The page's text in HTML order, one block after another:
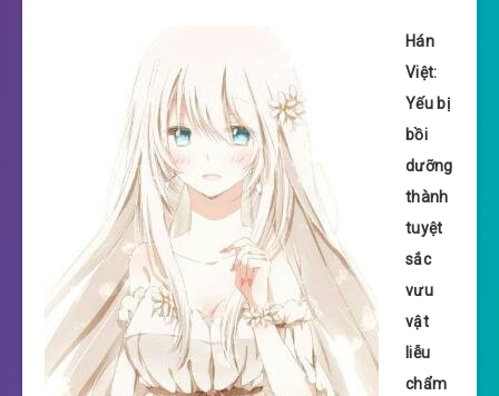
Hán
Việt:
Yếu bị
bồi
dưỡng
thành
tuyệt
sắc
vưu
vật
liễu
chẩm